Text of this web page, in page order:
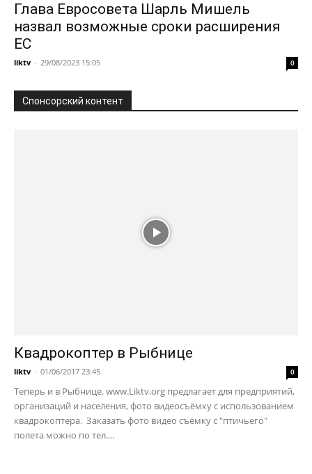
Глава Евросовета Шарль Мишель
назвал возможные сроки расширения
ЕС
liktv - 29/08/2023 15:05 0
Спонсорский контент
Квадрокоптер в Рыбнице
liktv - 01/06/2017 23:45 0
Теперь и в Рыбнице. www.Liktv.org предлагает для предприятий,
организаций и населения, фото видеосъёмку с использованием
квадрокоптера. Заказать фото видео съёмку с "птичьего"
полета можно по тел....